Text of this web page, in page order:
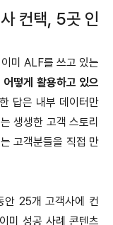
컨택, 5곳 인
미 ALF를 쓰고 있는
어떻게 활용하고 있으
답은 내부 데이터만
생생한 고객 스토리
고객분들을 직접 만
안 25개 고객사에 컨
미 성공 사례 콘텐츠